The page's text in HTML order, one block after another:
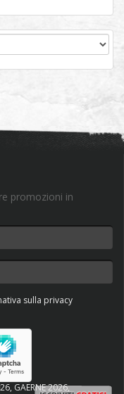
promozioni in
sulla privacy
GAERNE 2026